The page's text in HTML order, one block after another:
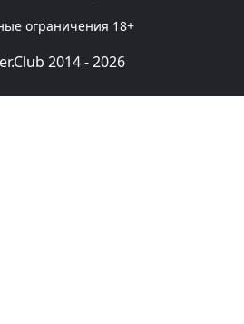
ограничения 18+
2014 - 2026